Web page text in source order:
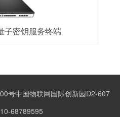
子密钥服务终端
号中国物联网国际创新园D2-607
68789595